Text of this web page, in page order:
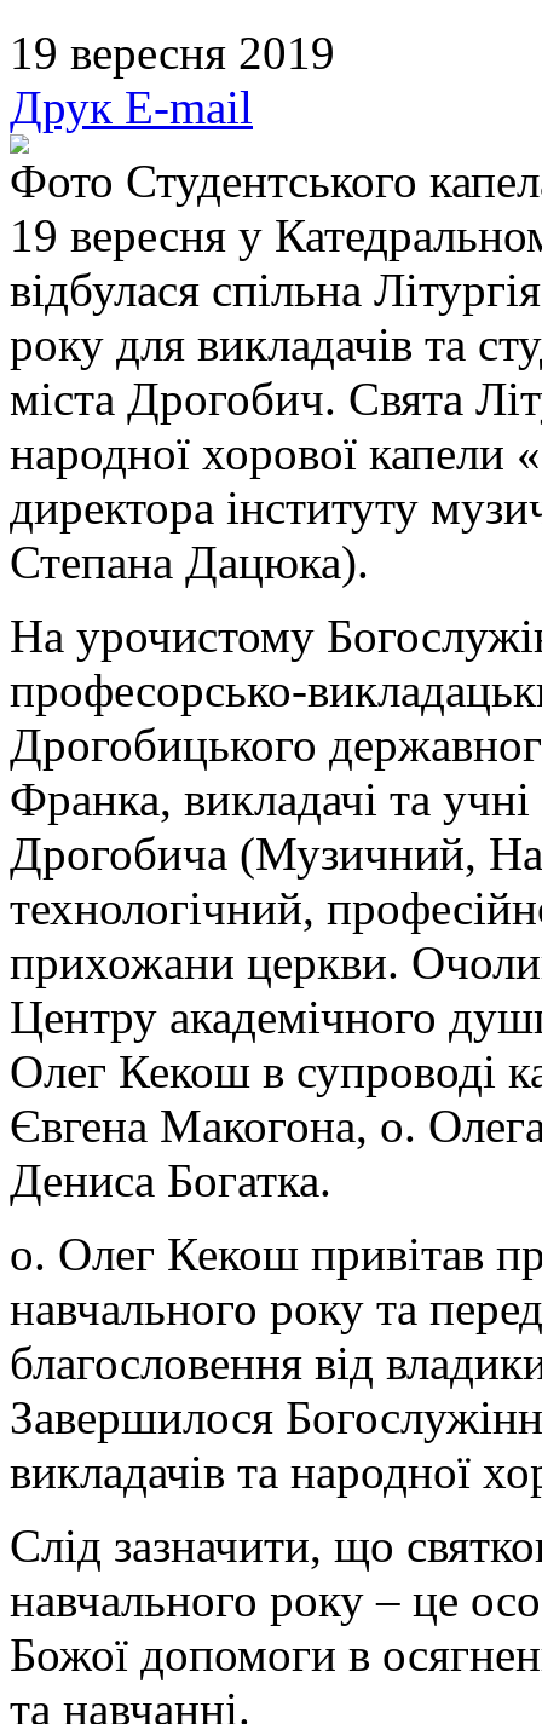
19 вересня 2019
Друк E-mail
Фото Студентського
19 вересня у
відбулася спільна
року для викладачів та
міста Дрогобич. Свята
народної хорової капели
директора інституту
Степана Дацюка).
На урочистому
професорсько-
Дрогобицького
Франка, викладачі та
Дрогобича (Музичний,
технологічний,
прихожани церкви.
Центру академічного
Олег Кекош в супроводі
Євгена Макогона, о.
Дениса Богатка.
о. Олег Кекош привітав
навчального року та
благословення від
Завершилося
викладачів та народної
Слід зазначити, що
навчального року – це
Божої допомоги в
та навчанні.